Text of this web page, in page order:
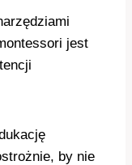
jest
by nie